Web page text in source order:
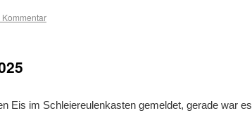
Eis im Schleiereulenkasten gemeldet, gerade war es